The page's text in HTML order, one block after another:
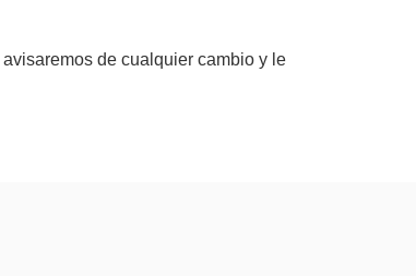
de cualquier cambio y le